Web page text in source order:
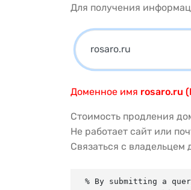
Для получения
Доменное имя rosaro.ru
Стоимость продления
Не работает сайт или
Связаться с
% By submitting a